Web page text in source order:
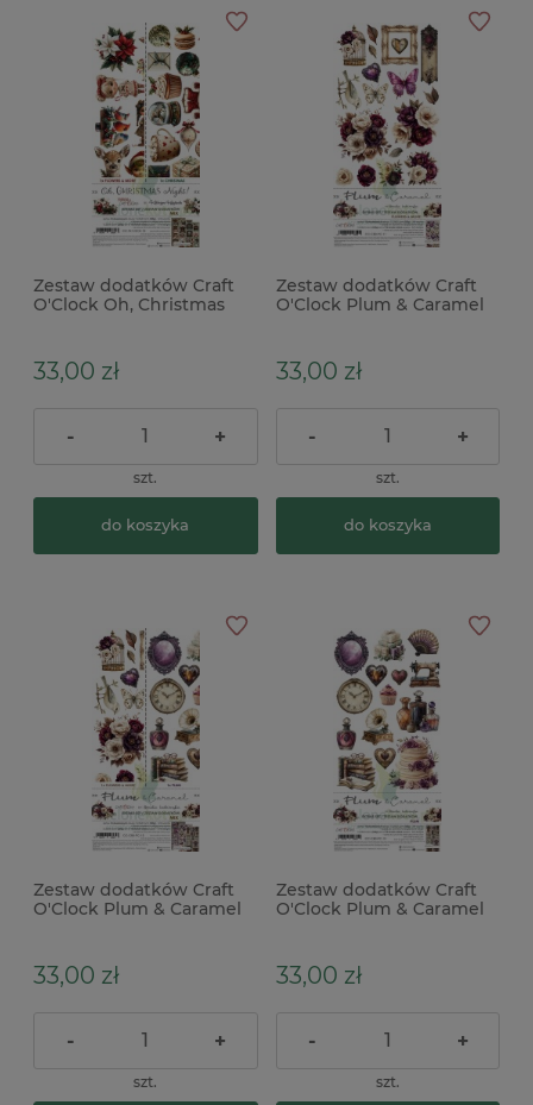
Zestaw dodatków Craft
O'Clock Oh, Christmas
33,00 zł
- +
szt.
do koszyka
Zestaw dodatków Craft
O'Clock Plum & Caramel
33,00 zł
- +
szt.
do koszyka
Zestaw dodatków Craft
O'Clock Plum & Caramel
33,00 zł
- +
szt.
Zestaw dodatków Craft
O'Clock Plum & Caramel
33,00 zł
- +
szt.